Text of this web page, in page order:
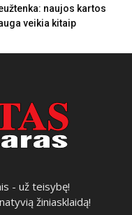
naujos kartos
veikia kitaip
- už teisybę!
žiniasklaidą!